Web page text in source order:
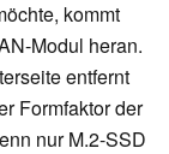
kommt
Modul heran.
entfernt
Formfaktor der
nur M.2-SSD